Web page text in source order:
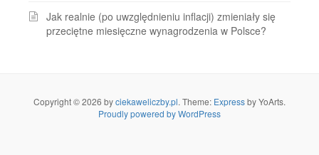
Jak realnie (po uwzględnieniu inflacji) zmieniały się
przeciętne miesięczne wynagrodzenia w Polsce?
Copyright © 2026 byciekaweliczby.pl. Theme: Expressby YoArts.
Proudly powered by WordPress